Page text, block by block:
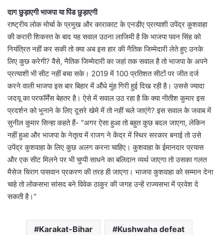
दाग छुड़ाएगी भाजपा या पिंड छुड़ाएगी
राष्ट्रीय लोक मोर्चा के प्रमुख और काराकाट के एनडीए प्रत्याशी उपेंद्र कुशवाहा
की करारी शिकस्त के बाद यह सवाल उठना लाजिमी है कि भाजपा पवन सिंह को
नियंत्रित नहीं कर सकी तो क्या अब इस हार की नैतिक जिम्मेदारी लेते हुए उनके
लिए कुछ करेगी? वैसे, नैतिक जिम्मेदारी का जहां तक सवाल है तो भाजपा के अपने
प्रत्याशी भी सीट नहीं बचा सके। 2019 में 100 प्रतिशत सीटों पर जीत दर्ज
करने वाली भाजपा इस बार बिहार में औंधे मुंह गिरी हुई दिख रही है। उससे ज्यादा
जदयू का परफॉर्मेंस बेहतर है। ऐसे में सवाल उठ रहा है कि क्या नीतीश कुमार इस
प्रदर्शन को भुनाने के लिए दूसरे खेमे में तो नहीं चले जाएंगे? इस सवाल के जवाब में
सुनील कुमार सिन्हा कहते हैं- "अगर ऐसा हुआ तो बहुत कुछ बदल जाएगा, लेकिन
नहीं हुआ और भाजपा के नेतृत्व में राजग ने केंद्र में स्थिर सरकार बनाई तो उसे
उपेंद्र कुशवाहा के लिए कुछ अलग करना चाहिए। कुशवाहा के ईमानदार प्रयास
और एक सीट मिलने पर भी चुप्पी साधने का बलिदान व्यर्थ जाएगा तो उसका गलत
मैसेज चिराग पासवान प्रकरण की तरह ही जाएगा। भाजपा कुशवाहा को सम्मान देना
चाहे तो लोकसभा सांसद बने विवेक ठाकुर की जगह उन्हें राज्यसभा में प्रवेश दे
सकती है।"
Karakat-Bihar Kushwaha defeat